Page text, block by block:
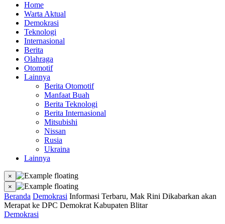
Home
Warta Aktual
Demokrasi
Teknologi
Internasional
Berita
Olahraga
Otomotif
Lainnya
Berita Otomotif
Manfaat Buah
Berita Teknologi
Berita Internasional
Mitsubishi
Nissan
Rusia
Ukraina
Lainnya
×
×
Beranda Demokrasi Informasi Terbaru, Mak Rini Dikabarkan akan
Merapat ke DPC Demokrat Kabupaten Blitar
Demokrasi